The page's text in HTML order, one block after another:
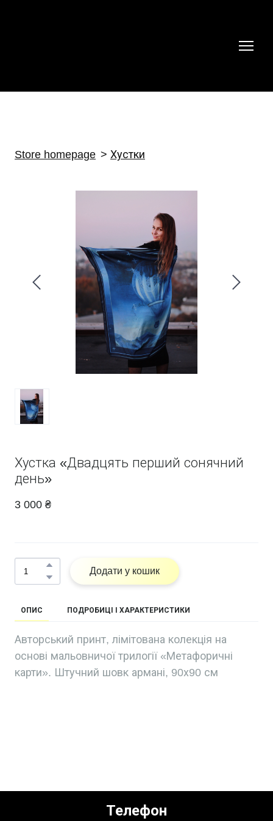
Store homepage Хустки
Хустка «Двадцять перший сонячний
день»
3 000 ₴
Додати у кошик
ОПИС ПОДРОБИЦІ І ХАРАКТЕРИСТИКИ
Авторський принт, лімітована колекція на
основі мальовничої трилогії «Метафоричні
карти». Штучний шовк армані, 90х90 см
Телефон